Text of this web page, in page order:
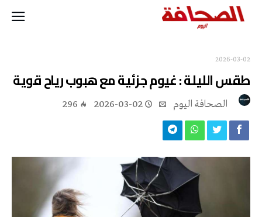
2026-03-02
طقس الليلة : غيوم جزئية مع هبوب رياح قوية
2026-03-02
296